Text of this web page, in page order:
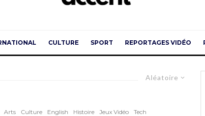
CULTURE SPORT REPORTAGES VIDÉO
Aléatoire
Arts Culture English Histoire Jeux Vidéo Tech